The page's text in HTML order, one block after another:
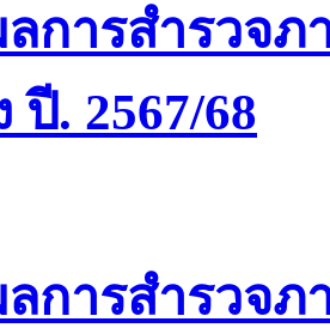
ลการสำรวจ
ปี. 2567/68
ลการสำรวจ